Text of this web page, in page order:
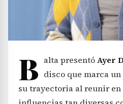
B alta presentóAyer
disco que marca
su trayectoria al reunir